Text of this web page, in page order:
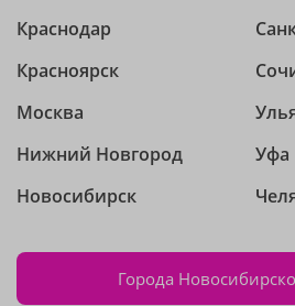
Краснодар
Красноярск
Москва
Нижний Новгород
Новосибирск
Уфа
Города